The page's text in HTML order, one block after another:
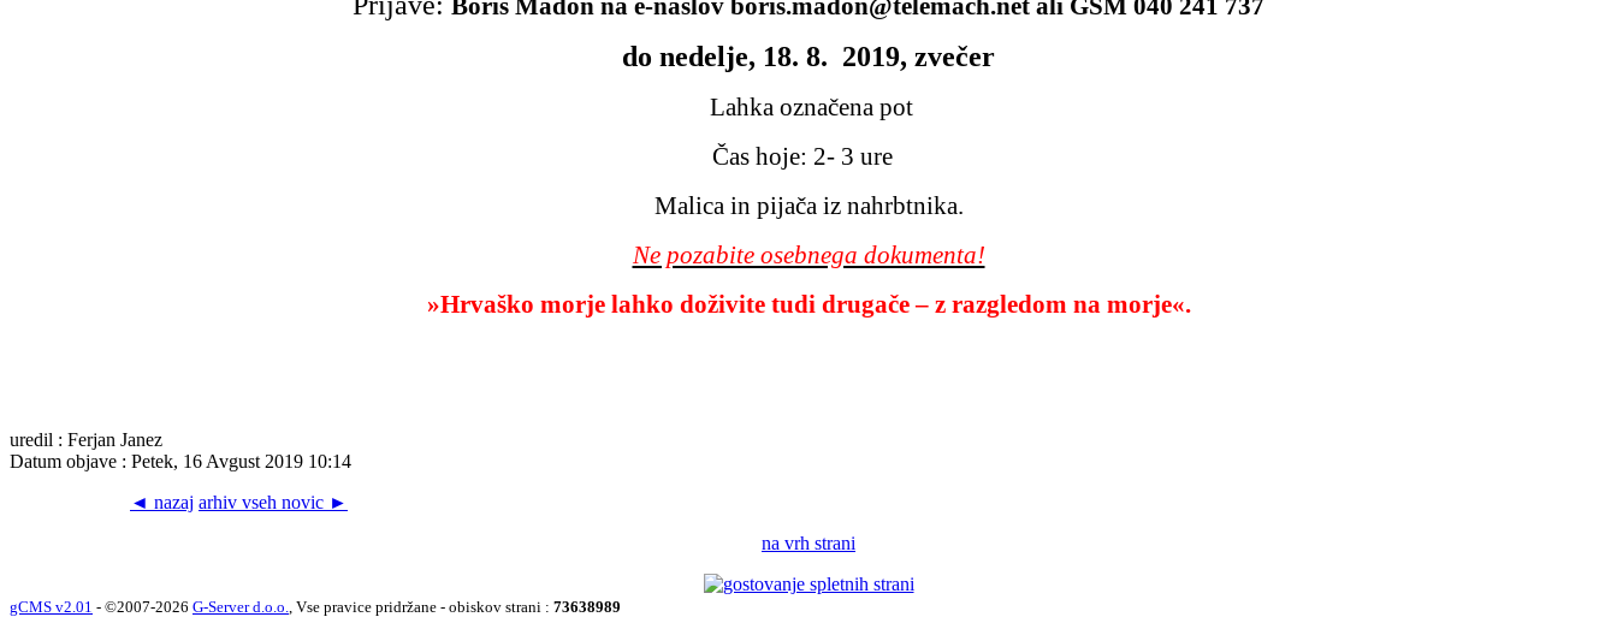
do nedelje, 18. 8. 2019, zvečer
Lahka označena pot
Čas hoje: 2- 3 ure
Malica in pijača iz nahrbtnika.
Ne pozabite osebnega dokumenta!
»Hrvaško morje lahko doživite tudi drugače – z razgledom na morje«.
uredil : Ferjan Janez
Datum objave : Petek, 16 Avgust 2019 10:14
◄ nazaj arhiv vseh novic ►
na vrh strani
gCMS v2.01 - ©2007-2026 G-Server d.o.o. , Vse pravice pridržane - obiskov strani : 73638989